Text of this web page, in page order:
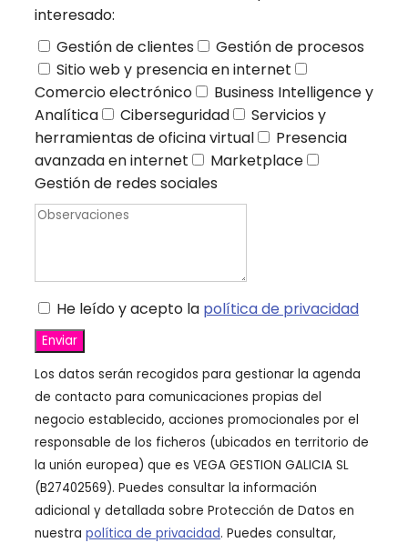
interesado:
Gestión de clientes
Gestión de procesos
Sitio web y presencia en internet
Comercio electrónico
Business Intelligence y
Analítica
Ciberseguridad
Servicios y
herramientas de oficina virtual
Presencia
avanzada en internet
Marketplace
Gestión de redes sociales
He leído y acepto la política de privacidad
Enviar
Los datos serán recogidos para gestionar la agenda
de contacto para comunicaciones propias del
negocio establecido, acciones promocionales por el
responsable de los ficheros (ubicados en territorio de
la unión europea) que es VEGA GESTION GALICIA SL
(B27402569). Puedes consultar la información
adicional y detallada sobre Protección de Datos en
nuestra política de privacidad. Puedes consultar,